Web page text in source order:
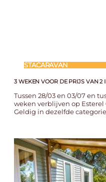
STACARAVAN
3 WEKEN VOOR DE PRIJS VAN 2
Tussen 28/03 en 03/07 en
weken verblijven op Esterel
Geldig in dezelfde